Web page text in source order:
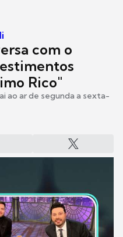
com o
Rico"
ao ar de segunda a sexta-